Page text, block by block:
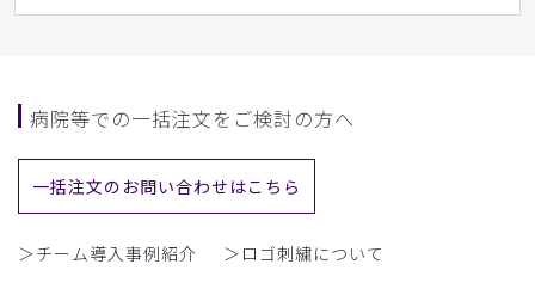
病院等での一括注文をご検討の方へ
一括注文のお問い合わせはこちら
＞チーム導入事例紹介 ＞ロゴ刺繍について